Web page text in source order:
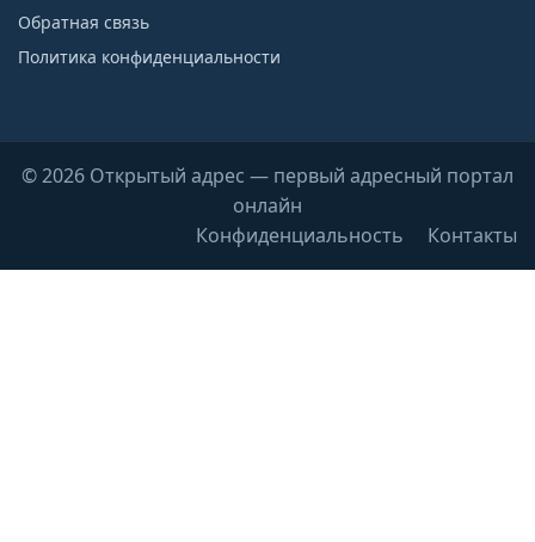
Обратная связь
Политика конфиденциальности
© 2026 Открытый адрес — первый адресный портал
онлайн
Конфиденциальность
Контакты